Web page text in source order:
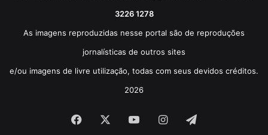
3226 1278
As imagens reproduzidas nesse portal são de reproduções
jornalísticas de outros sites
e/ou imagens de livre utilização, todas com seus devidos créditos.
2026
Facebook YouTubeInstagram